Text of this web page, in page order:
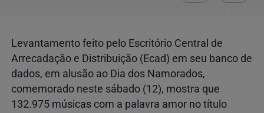
Levantamento feito pelo Escritório Central de
Arrecadação e Distribuição (Ecad) em seu banco de
dados, em alusão ao Dia dos Namorados,
comemorado neste sábado (12), mostra que
132.975 músicas com a palavra amor no título